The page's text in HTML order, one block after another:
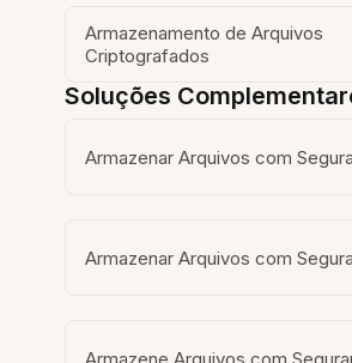
Armazenamento de Arquivos
Criptografados
Soluções
Armazenar Arquivos com
Armazenar Arquivos com
Armazene Arquivos com